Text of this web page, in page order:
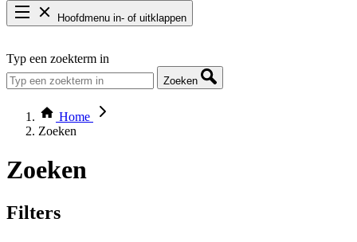
Hoofdmenu in- of uitklappen
Thema COVID-19
Bekijk per bestuursorgaan
Typ een zoekterm in
Zoeken
Home
Zoeken
Zoeken
Filters